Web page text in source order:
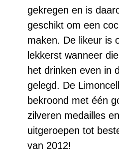
gekregen en is
geschikt om een
maken. De likeur is
lekkerst wanneer
het drinken even in
gelegd. De
bekroond met één
zilveren medailles
uitgeroepen tot
van 2012!